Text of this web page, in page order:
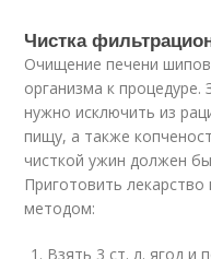
Чистка
Очищение печени
организма к
нужно исключить из
пищу, а также
чисткой ужин должен
Приготовить
методом:
Взять 3 ст. л. ягод и